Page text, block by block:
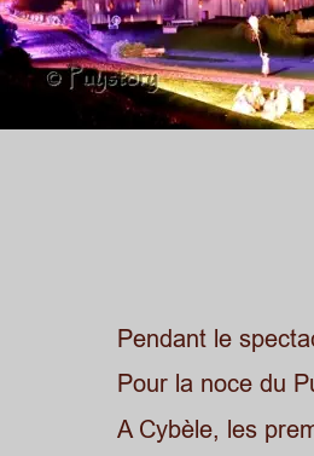
Pendant le
Pour la noce du
A Cybèle, les